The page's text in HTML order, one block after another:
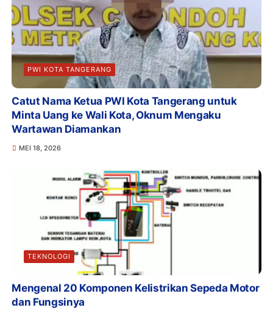
PWI KOTA TANGERANG
Catut Nama Ketua PWI Kota Tangerang untuk
Minta Uang ke Wali Kota, Oknum Mengaku
Wartawan Diamankan
MEI 18, 2026
TEKNOLOGI
Mengenal 20 Komponen Kelistrikan Sepeda Motor
dan Fungsinya